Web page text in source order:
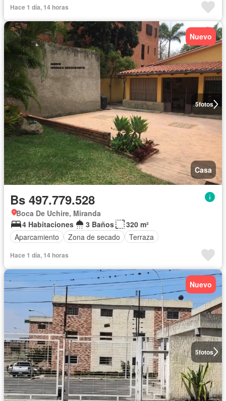
Hace 1 día, 14 horas
5fotos
Nuevo
Casa
Bs 497.779.528
Boca De Uchire, Miranda
4 Habitaciones
3 Baños
320 m²
Aparcamiento
Zona de secado Terraza
Hace 1 día, 14 horas
5fotos
Nuevo